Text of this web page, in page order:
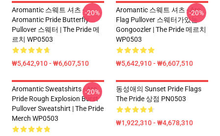
Aromantic 스웨트 셔츠 -
Aromantic Pride Butterfly
Pullover 스웨터 | The Pride 메
르치 WP0503
₩5,642,910 - ₩6,607,510
-20%
Aromantic 스웨트 셔츠 - Aro
Flag Pullover 스웨터가있는
Gongoozler | The Pride 메르치
WP0503
₩5,642,910 - ₩6,607,510
-20%
Aromantic Sweatshirts - Aro
Pride Rough Explosion Burst
Pullover Sweatshirt | The Pride
Merch WP0503
-20%
동성애의 Sunset Pride Flags
The Pride 상점 PN0503
₩1,922,310 - ₩4,678,310